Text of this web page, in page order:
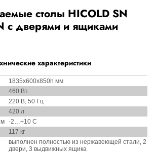
столы HICOLD SN
с дверями и ящиками
характеристики
1835х600х850h мм
460 Вт
220 В, 50 Гц
420 л
-2…+10 С
117 кг
выполнен полностью из нержавеющей стали, 2
двери, 3 выдвижных ящика